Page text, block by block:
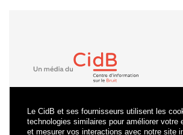
Le CidB et ses fournisseurs utilisent les
technologies similaires pour améliorer votre
et mesurer vos interactions avec notre site